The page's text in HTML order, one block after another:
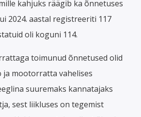
kahjuks räägib ka õnnetuses
2024. aastal registreeriti 117
oli koguni 114.
toimunud õnnetused olid
ja mootorratta vahelises
suuremaks kannatajaks
sest liikluses on tegemist